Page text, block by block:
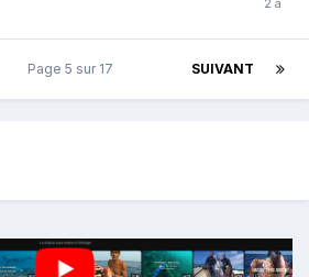
SUIVANT
Page 5 sur 17